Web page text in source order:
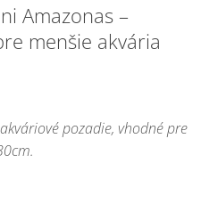
Amazonas –
menšie akvária
€.
pozadie, vhodné pre